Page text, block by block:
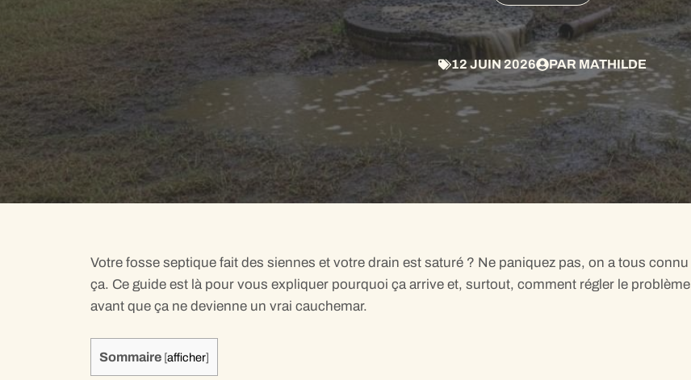
12 JUIN 2026 PAR MATHILDE
Votre fosse septique fait des siennes et votre drain est saturé ? Ne paniquez pas, on a tous connu
ça. Ce guide est là pour vous expliquer pourquoi ça arrive et, surtout, comment régler le problème
avant que ça ne devienne un vrai cauchemar.
Sommaire [afficher]